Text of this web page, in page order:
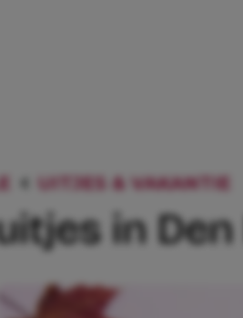
UITJES & VAKANTIE
in